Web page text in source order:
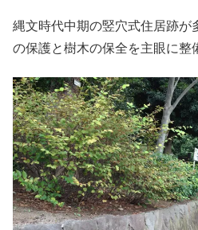
縄文時代中期の竪穴式住居跡が
の保護と樹木の保全を主眼に整